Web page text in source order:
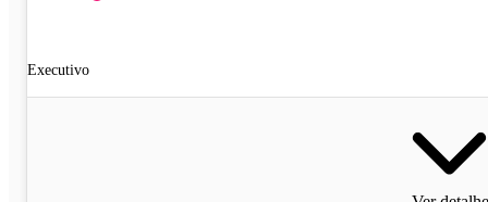
Executivo